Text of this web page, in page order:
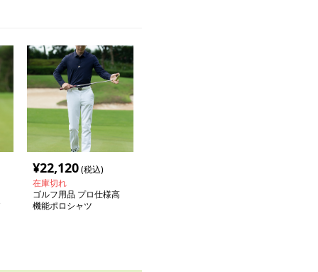
¥22,120(税込)
在庫切れ
ゴルフ用品 プロ仕様高
機能ポロシャツ